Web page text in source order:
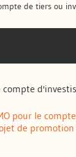
de tiers ou
compte
pour le
de promotion